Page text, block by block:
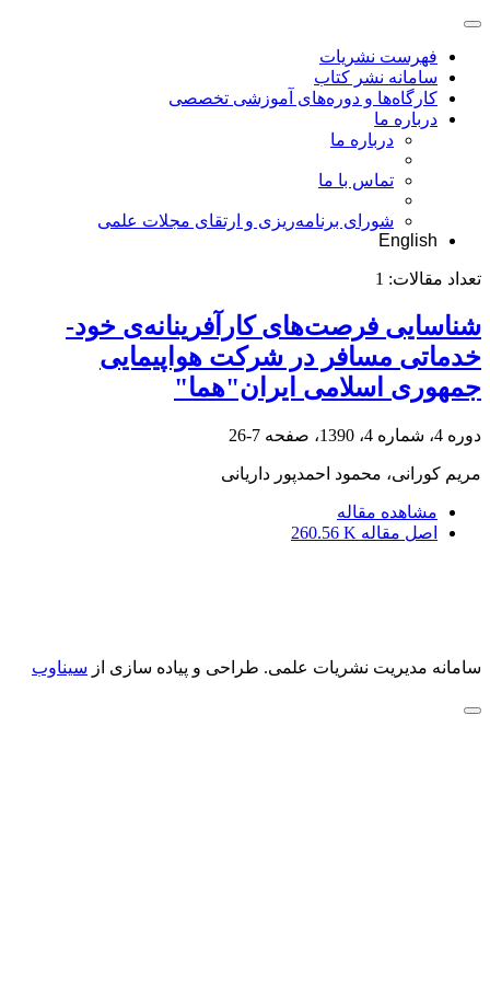
فهرست نشریات
سامانه نشر کتاب
کارگاه‌ها و دوره‌های آموزشی تخصصی
درباره ما
درباره ما
تماس با ما
شورای برنامه‌ریزی و ارتقای مجلات علمی
English
تعداد مقالات: 1
شناسایی فرصت‌های کارآفرینانه‌ی خود-
خدماتی مسافر در شرکت هواپیمایی
جمهوری اسلامی ایران"هما"
دوره 4، شماره 4، 1390، صفحه 7-26
مریم کورانی، محمود احمدپور داریانی
مشاهده مقاله
اصل مقاله 260.56 K
سامانه مدیریت نشریات علمی. طراحی و پیاده سازی از سیناوب